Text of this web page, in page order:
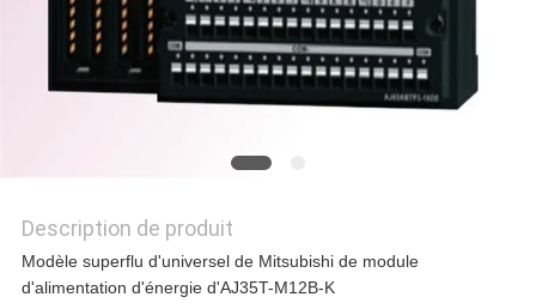
DEMANDE
SOUMISSION
PLAN
Description de produit
Modèle superflu d'universel de Mitsubishi de module
d'alimentation d'énergie d'AJ35T-M12B-K